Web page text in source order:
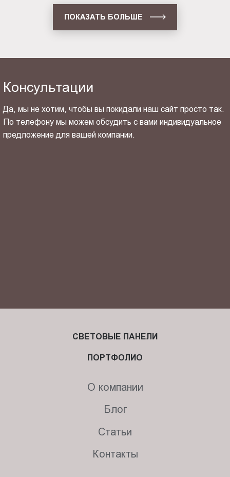
ПОКАЗАТЬ БОЛЬШЕ
Консультации
Да, мы не хотим, чтобы вы покидали наш сайт просто так.
По телефону мы можем обсудить с вами индивидуальное
предложение для вашей компании.
ОТПРАВИТЬ СВОЙ КОНТАКТ
СВЕТОВЫЕ ПАНЕЛИ
ПОРТФОЛИО
О компании
Блог
Статьи
Контакты